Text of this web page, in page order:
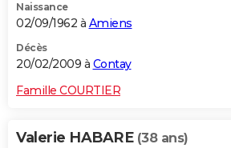
Naissance
02/09/1962 à Amiens
Décès
20/02/2009 à Contay
Famille COURTIER
Valerie HABARE (38 ans)